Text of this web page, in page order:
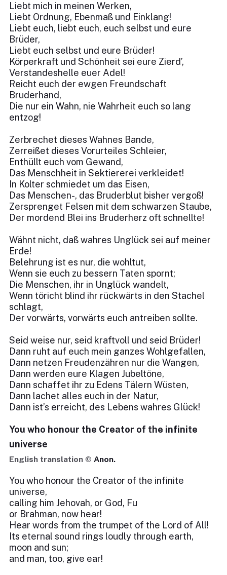
Liebt mich in meinen Werken,
Liebt Ordnung, Ebenmaß und Einklang!
Liebt euch, liebt euch, euch selbst und eure
Brüder,
Liebt euch selbst und eure Brüder!
Körperkraft und Schönheit sei eure Zierd’,
Verstandeshelle euer Adel!
Reicht euch der ewgen Freundschaft
Bruderhand,
Die nur ein Wahn, nie Wahrheit euch so lang
entzog!
Zerbrechet dieses Wahnes Bande,
Zerreißet dieses Vorurteiles Schleier,
Enthüllt euch vom Gewand,
Das Menschheit in Sektiererei verkleidet!
In Kolter schmiedet um das Eisen,
Das Menschen-, das Bruderblut bisher vergoß!
Zersprenget Felsen mit dem schwarzen Staube,
Der mordend Blei ins Bruderherz oft schnellte!
Wähnt nicht, daß wahres Unglück sei auf meiner
Erde!
Belehrung ist es nur, die wohltut,
Wenn sie euch zu bessern Taten spornt;
Die Menschen, ihr in Unglück wandelt,
Wenn töricht blind ihr rückwärts in den Stachel
schlagt,
Der vorwärts, vorwärts euch antreiben sollte.
Seid weise nur, seid kraftvoll und seid Brüder!
Dann ruht auf euch mein ganzes Wohlgefallen,
Dann netzen Freudenzähren nur die Wangen,
Dann werden eure Klagen Jubeltöne,
Dann schaffet ihr zu Edens Tälern Wüsten,
Dann lachet alles euch in der Natur,
Dann ist’s erreicht, des Lebens wahres Glück!
You who honour the Creator of the infinite
universe
English translation © Anon.
You who honour the Creator of the infinite
universe,
calling him Jehovah, or God, Fu
or Brahman, now hear!
Hear words from the trumpet of the Lord of All!
Its eternal sound rings loudly through earth,
moon and sun;
and man, too, give ear!